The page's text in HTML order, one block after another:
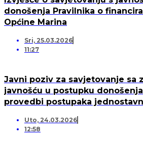
donošenja Pravilnika o
Općine Marina
Sri, 25.03.2026
11:27
Javni poziv za savjetovanje sa
javnošću u postupku
provedbi postupaka
Uto, 24.03.2026
12:58